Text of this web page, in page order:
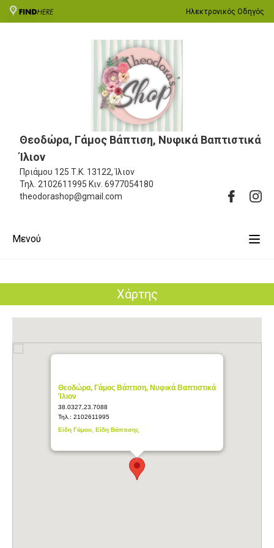
Ηλεκτρονικός Οδηγός
Θεοδώρα, Γάμος Βάπτιση, Νυφικά Βαπτιστικά
Ίλιον
Πριάμου 125 Τ.Κ. 13122, Ίλιον
Τηλ. 2102611995 Κιν. 6977054180
theodorashop@gmail.com
Μενού
Χάρτης
Θεοδώρα, Γάμος Βάπτιση, Νυφικά Βαπτιστικά
Ίλιον
38.0327,23.7088
Τηλ.: 2102611995
Είδη Γάμου, Είδη Βάπτισης